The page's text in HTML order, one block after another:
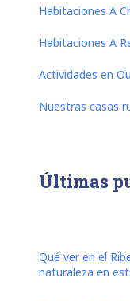
Habitaciones A
Habitaciones A
Actividades en
Nuestras casas
Últimas
Qué ver en el
naturaleza en